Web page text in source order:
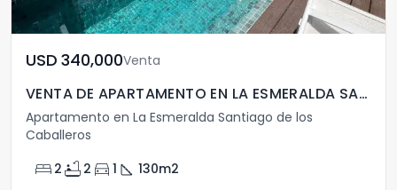
USD	340,000Venta
VENTA DE APARTAMENTO EN LA ESMERALDA SANTIAGO
Apartamento en La Esmeralda Santiago de los
Caballeros
bed 2 bathtub 2 directions_car 1 square_foot 130m2